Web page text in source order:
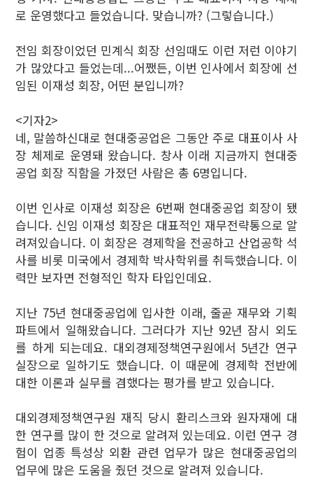
로 운영했다고 들었습니다. 맞습니까? (그렇습니다.)
전임 회장이었던 민계식 회장 선임때도 이런 저런 이야기
가 많았다고 들었는데...어쨌든, 이번 인사에서 회장에 선
임된 이재성 회장, 어떤 분입니까?
<기자2>
네, 말씀하신대로 현대중공업은 그동안 주로 대표이사 사
장 체제로 운영돼 왔습니다. 창사 이래 지금까지 현대중
공업 회장 직함을 가졌던 사람은 총 6명입니다.
이번 인사로 이재성 회장은 6번째 현대중공업 회장이 됐
습니다. 신임 이재성 회장은 대표적인 재무전략통으로 알
려져있습니다. 이 회장은 경제학을 전공하고 산업공학 석
사를 비롯 미국에서 경제학 박사학위를 취득했습니다. 이
력만 보자면 전형적인 학자 타입인데요.
지난 75년 현대중공업에 입사한 이래, 줄곧 재무와 기획
파트에서 일해왔습니다. 그러다가 지난 92년 잠시 외도
를 하게 되는데요. 대외경제정책연구원에서 5년간 연구
실장으로 일하기도 했습니다. 이 때문에 경제학 전반에
대한 이론과 실무를 겸했다는 평가를 받고 있습니다.
대외경제정책연구원 재직 당시 환리스크와 원자재에 대
한 연구를 많이 한 것으로 알려져 있는데요. 이런 연구 경
험이 업종 특성상 외환 관련 업무가 많은 현대중공업의
업무에 많은 도움을 줬던 것으로 알려져 있습니다.